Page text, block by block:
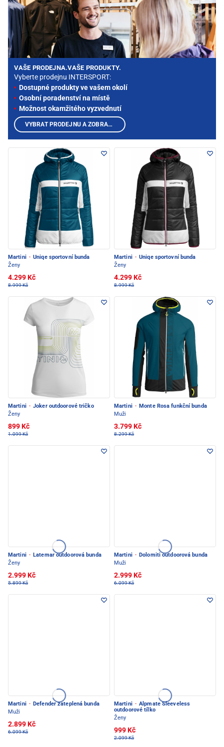
Martini · Uniqe sportovní bunda
Ženy
4.299 Kč
8.999 Kč
Martini · Uniqe sportovní bunda
Ženy
4.299 Kč
8.999 Kč
Martini · Joker outdoorové tričko
Ženy
899 Kč
1.099 Kč
Martini · Monte Rosa funkční bunda
Muži
3.799 Kč
8.299 Kč
Martini · Latemar outdoorová bunda
Ženy
2.999 Kč
5.899 Kč
Martini · Dolomiti outdoorová bunda
Muži
2.999 Kč
6.099 Kč
Martini · Defender zateplená bunda
Muži
2.899 Kč
6.099 Kč
Martini · Alpmate Sleeveless
outdoorové tílko
Ženy
999 Kč
2.099 Kč
VAŠE PRODEJNA.VAŠE PRODUKTY.
Vyberte prodejnu INTERSPORT:
Dostupné produkty ve vašem okolí
Osobní poradenství na místě
Možnost okamžitého vyzvednutí
VYBRAT PRODEJNU A ZOBRAZIT PRODUKTY